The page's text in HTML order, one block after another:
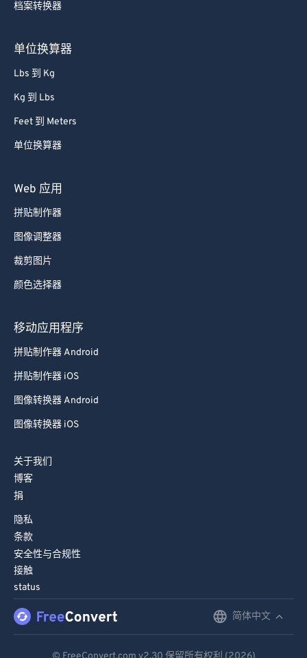
档案转换器
单位换算器
Lbs 到 Kg
Kg 到 Lbs
Feet 到 Meters
单位换算器
Web 应用
拼贴制作器
图像调整器
裁剪图片
颜色选择器
移动应用程序
拼贴制作器 Android
拼贴制作器 iOS
图像转换器 Android
图像转换器 iOS
关于我们
博客
捐
隐私
条款
安全性与合规性
接触
status
简体中文